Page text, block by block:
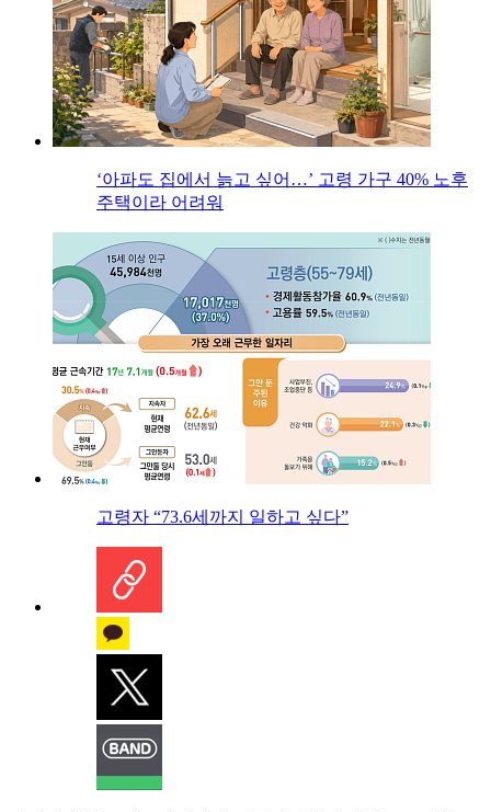
‘아파도 집에서 늙고 싶어…’ 고령 가구 40% 노후
주택이라 어려워
고령자 “73.6세까지 일하고 싶다”